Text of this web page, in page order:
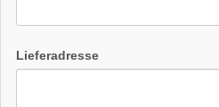
Lieferadresse